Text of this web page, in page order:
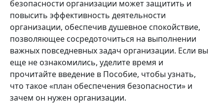
безопасности организации может защитить и
повысить эффективность деятельности
организации, обеспечив душевное спокойствие,
позволяющее сосредоточиться на выполнении
важных повседневных задач организации. Если вы
еще не ознакомились, уделите время и
прочитайте введение в Пособие, чтобы узнать,
что такое «план обеспечения безопасности» и
зачем он нужен организации.